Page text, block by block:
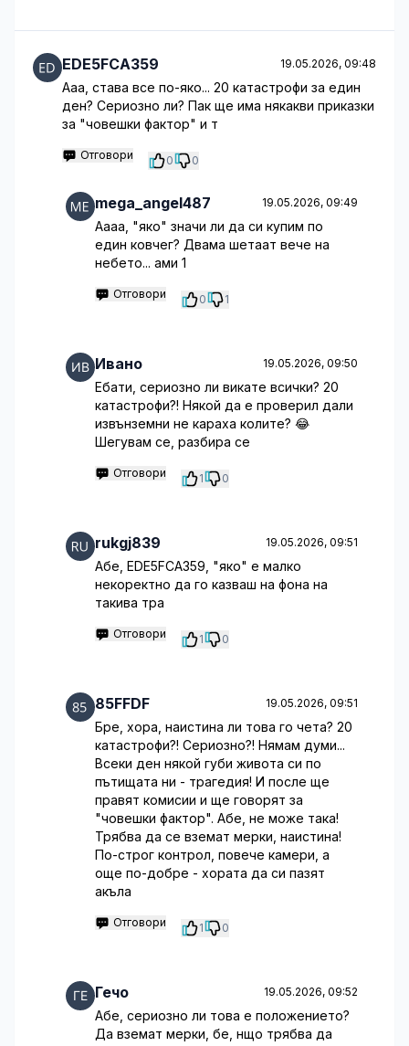
EDE5FCA359 19.05.2026, 09:48
Ааа, става все по-яко... 20 катастрофи за един
ден? Сериозно ли? Пак ще има някакви приказки
за "човешки фактор" и т
Отговори 0 0
mega_angel487 19.05.2026, 09:49
Аааа, "яко" значи ли да си купим по
един ковчег? Двама шетаат вече на
небето... ами 1
Отговори 0 1
Ивано 19.05.2026, 09:50
Ебати, сериозно ли викате всички? 20
катастрофи?! Някой да е проверил дали
извънземни не караха колите? 😂
Шегувам се, разбира се
Отговори 1 0
rukgj839 19.05.2026, 09:51
Абе, EDE5FCA359, "яко" е малко
некоректно да го казваш на фона на
такива тра
Отговори 1 0
85FFDF 19.05.2026, 09:51
Бре, хора, наистина ли това го чета? 20
катастрофи?! Сериозно?! Нямам думи...
Всеки ден някой губи живота си по
пътищата ни - трагедия! И после ще
правят комисии и ще говорят за
"човешки фактор". Абе, не може така!
Трябва да се вземат мерки, наистина!
По-строг контрол, повече камери, а
още по-добре - хората да си пазят
акъла
Отговори 1 0
Гечо 19.05.2026, 09:52
Абе, сериозно ли това е положението?
Да вземат мерки, бе, нщо трябва да